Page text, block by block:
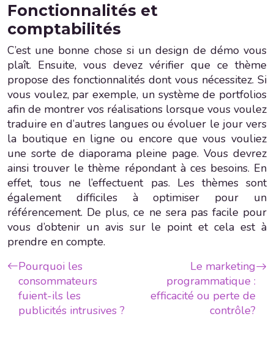
Fonctionnalités et
comptabilités
C’est une bonne chose si un design de démo vous
plaît. Ensuite, vous devez vérifier que ce thème
propose des fonctionnalités dont vous nécessitez. Si
vous voulez, par exemple, un système de portfolios
afin de montrer vos réalisations lorsque vous voulez
traduire en d’autres langues ou évoluer le jour vers
la boutique en ligne ou encore que vous vouliez
une sorte de diaporama pleine page. Vous devrez
ainsi trouver le thème répondant à ces besoins. En
effet, tous ne l’effectuent pas. Les thèmes sont
également difficiles à optimiser pour un
référencement. De plus, ce ne sera pas facile pour
vous d’obtenir un avis sur le point et cela est à
prendre en compte.
Pourquoi les
consommateurs
fuient-ils les
publicités intrusives ?
Le marketing
programmatique :
efficacité ou perte de
contrôle?